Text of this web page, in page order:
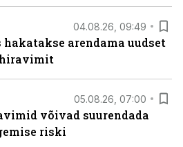
04.08.26, 09:49
hakatakse arendama uudset
05.08.26, 07:00
võivad suurendada
riski